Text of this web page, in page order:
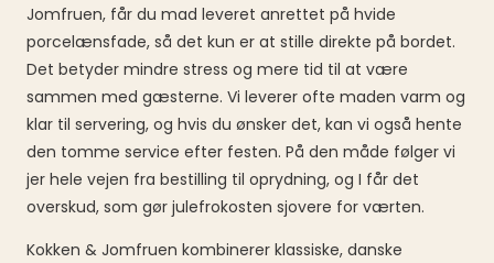
Jomfruen, får du mad leveret anrettet på hvide
porcelænsfade, så det kun er at stille direkte på bordet.
Det betyder mindre stress og mere tid til at være
sammen med gæsterne. Vi leverer ofte maden varm og
klar til servering, og hvis du ønsker det, kan vi også hente
den tomme service efter festen. På den måde følger vi
jer hele vejen fra bestilling til oprydning, og I får det
overskud, som gør julefrokosten sjovere for værten.
Kokken & Jomfruen kombinerer klassiske, danske